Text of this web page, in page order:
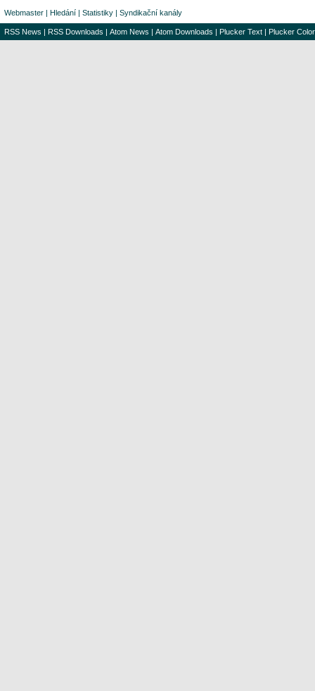
Webmaster | Hledání | Statistiky | Syndikační kanály
RSS News | RSS Downloads | Atom News | Atom Downloads | Plucker Text | Plucker Color